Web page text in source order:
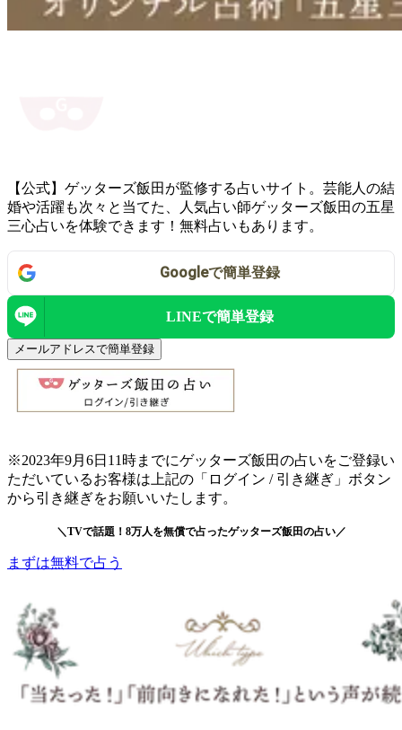
【公式】ゲッターズ飯田が監修する占いサイト。芸能人の結
婚や活躍も次々と当てた、人気占い師ゲッターズ飯田の五星
三心占いを体験できます！無料占いもあります。
Googleで簡単登録
LINEで簡単登録
メールアドレスで簡単登録
※2023年9月6日11時までにゲッターズ飯田の占いをご登録い
ただいているお客様は上記の「ログイン / 引き継ぎ」ボタン
から引き継ぎをお願いいたします。
＼TVで話題！8万人を無償で占ったゲッターズ飯田の占い／
まずは無料で占う